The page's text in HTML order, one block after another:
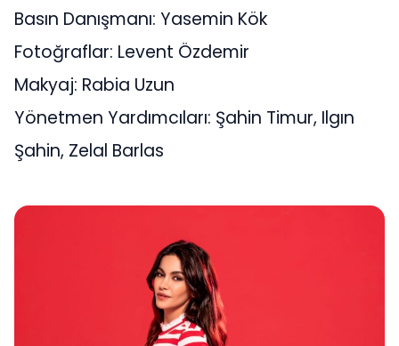
Basın Danışmanı: Yasemin Kök
Fotoğraflar: Levent Özdemir
Makyaj: Rabia Uzun
Yönetmen Yardımcıları: Şahin Timur, Ilgın
Şahin, Zelal Barlas